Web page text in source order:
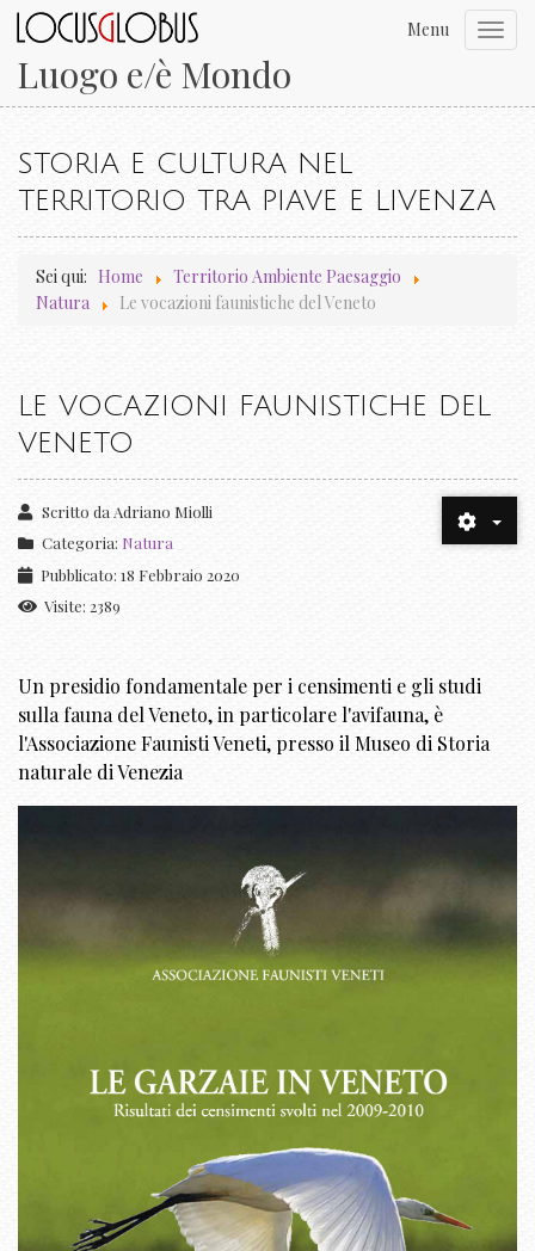
Luogo e/è Mondo
Menu
STORIA E CULTURA NEL
TERRITORIO TRA PIAVE E LIVENZA
Sei qui: Home
Territorio Ambiente Paesaggio
Natura
Le vocazioni faunistiche del Veneto
LE VOCAZIONI FAUNISTICHE DEL
VENETO
Scritto da Adriano Miolli
Categoria: Natura
Pubblicato: 18 Febbraio 2020
Visite: 2389
Un presidio fondamentale per i censimenti e gli studi
sulla fauna del Veneto, in particolare l'avifauna, è
l'Associazione Faunisti Veneti, presso il Museo di Storia
naturale di Venezia